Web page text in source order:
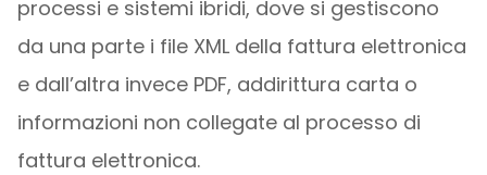
processi e sistemi ibridi, dove si gestiscono
da una parte i file XML della fattura elettronica
e dall’altra invece PDF, addirittura carta o
informazioni non collegate al processo di
fattura elettronica.